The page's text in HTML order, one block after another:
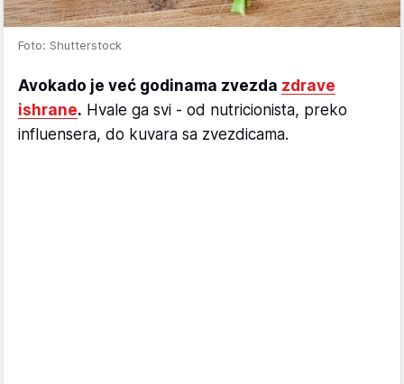
Foto: Shutterstock
Avokado je već godinama zvezda zdrave
ishrane. Hvale ga svi - od nutricionista, preko
influensera, do kuvara sa zvezdicama.